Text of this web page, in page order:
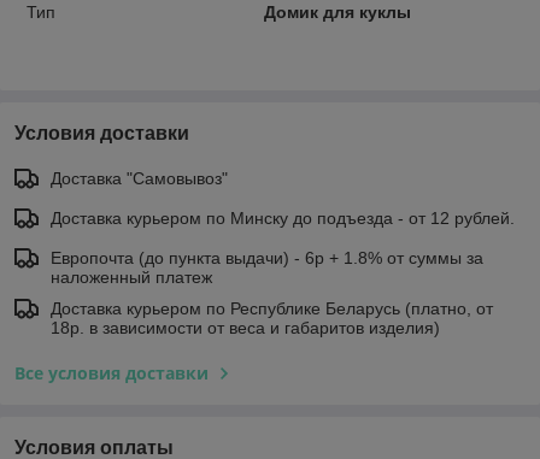
Тип
Домик для куклы
Условия доставки
Доставка "Самовывоз"
Доставка курьером по Минску до подъезда - от 12 рублей.
Европочта (до пункта выдачи) - 6р + 1.8% от суммы за
наложенный платеж
Доставка курьером по Республике Беларусь (платно, от
18р. в зависимости от веса и габаритов изделия)
Все условия доставки
Условия оплаты